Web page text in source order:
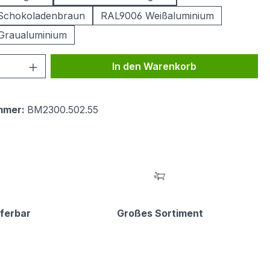
RAL9006 Weißaluminium
Gib den gewünschten Wert
In den Warenkorb
BM2300.502.55
Großes Sortiment